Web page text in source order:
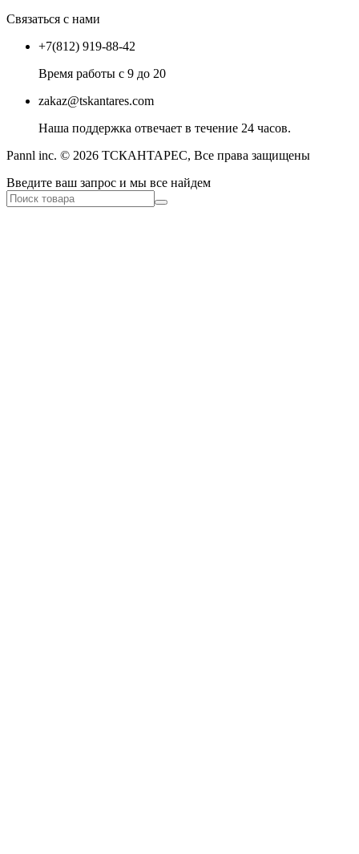
Связаться с нами
+7(812) 919-88-42
Время работы с 9 до 20
zakaz@tskantares.com
Наша поддержка отвечает в течение 24 часов.
Pannl inc. © 2026 ТСКАНТАРЕС, Все права защищены
Введите ваш запрос и мы все найдем